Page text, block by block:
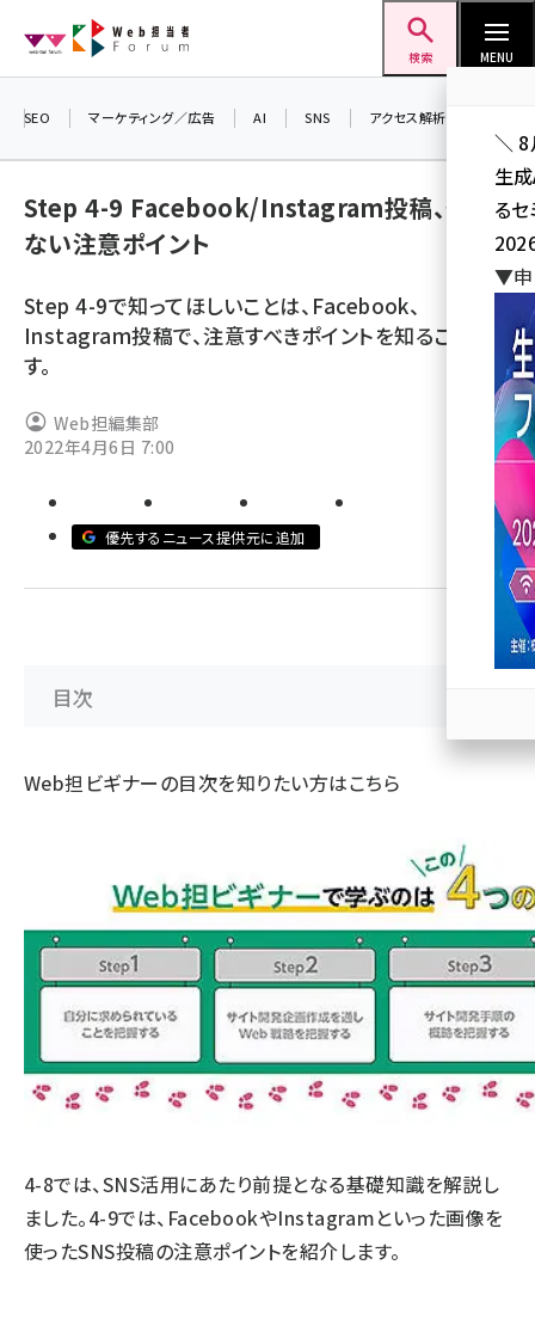
ン
検索 MENU
ai (2807)
セミナー (2307)
meo (1275)
SEO マーケティング／広告 AI SNS アクセス解析／データ分析
Step 4-9 Facebook/Instagram投稿、外せ
ない注意ポイント
Step 4-9で知ってほしいことは、Facebook、
Instagram投稿で、注意すべきポイントを知ることで
す。
Web担編集部
2022年4月6日 7:00
優先するニュース提供元に追加
目次
Web担ビギナーの目次を知りたい方はこちら
4-8では、SNS活用にあたり前提となる基礎知識を解説し
ました。4-9では、FacebookやInstagramといった画像を
使ったSNS投稿の注意ポイントを紹介します。
＼ 8
生
る
▼申